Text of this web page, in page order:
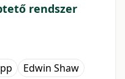
rendszer
Edwin Shaw